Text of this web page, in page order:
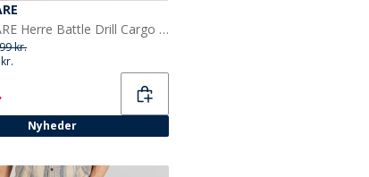
THREADBARE Herre Battle Drill Cargo Bukser Skifer
kr.
Nyheder